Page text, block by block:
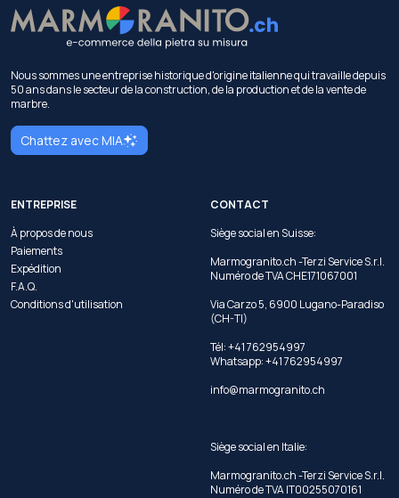
Nous sommes une entreprise historique d'origine italienne qui travaille depuis
50 ans dans le secteur de la construction, de la production et de la vente de
marbre.
Chattez avec MIA
ENTREPRISE
À propos de nous
Paiements
Expédition
F.A.Q.
Conditions d'utilisation
CONTACT
Siège social en Suisse:
Marmogranito.ch -Terzi Service S.r.l.
Numéro de TVA CHE171067001
Via Carzo 5, 6900 Lugano-Paradiso
(CH-TI)
Tél: +41 762954997
Whatsapp:+41 762954997
info@marmogranito.ch
Siège social en Italie:
Marmogranito.ch -Terzi Service S.r.l.
Numéro de TVA IT00255070161